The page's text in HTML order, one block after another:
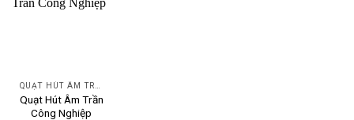
Quạt Hút Âm Trần
Công Nghiệp